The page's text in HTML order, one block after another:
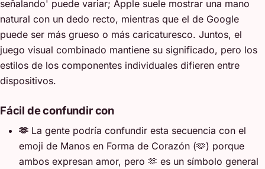
señalando' puede variar; Apple suele mostrar una mano
natural con un dedo recto, mientras que el de Google
puede ser más grueso o más caricaturesco. Juntos, el
juego visual combinado mantiene su significado, pero los
estilos de los componentes individuales difieren entre
dispositivos.
Fácil de confundir con
🫶 La gente podría confundir esta secuencia con el
emoji de Manos en Forma de Corazón (🫶) porque
ambos expresan amor, pero 🫶 es un símbolo general